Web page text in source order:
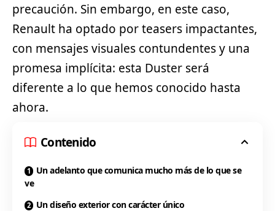
precaución. Sin embargo, en este caso,
Renault ha optado por teasers impactantes,
con mensajes visuales contundentes y una
promesa implícita: esta Duster será
diferente a lo que hemos conocido hasta
ahora.
Contenido
Un adelanto que comunica mucho más de lo que se
ve
Un diseño exterior con carácter único